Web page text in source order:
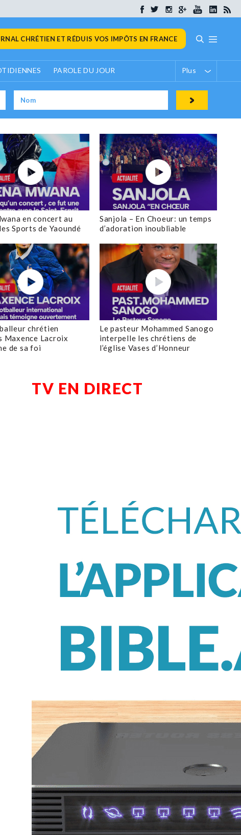
CHRÉTIEN ET RÉDUIS VOS IMPÔTS EN FRANCE
PAROLE DU JOUR Plus
en concert au
Sports de Yaoundé
Sanjola – En Choeur: un temps
d’adoration inoubliable
chrétien
Maxence Lacroix
de sa foi
Le pasteur Mohammed Sanogo
interpelle les chrétiens de
l’église Vases d’Honneur
TV EN DIRECT